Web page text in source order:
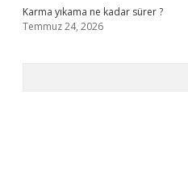
Karma yıkama ne kadar sürer ?
Temmuz 24, 2026